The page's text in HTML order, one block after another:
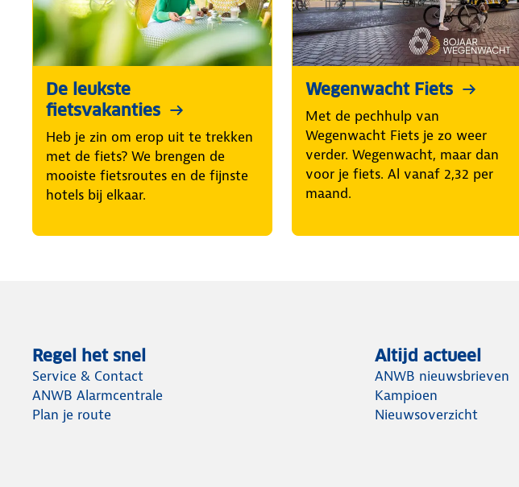
De leukste
fietsvakanties
Heb je zin om erop uit te trekken
met de fiets? We brengen de
mooiste fietsroutes en de fijnste
hotels bij elkaar.
Wegenwacht Fiets
Met de pechhulp van
Wegenwacht Fiets je zo weer
verder. Wegenwacht, maar dan
voor je fiets. Al vanaf 2,32 per
maand.
Regel het snel
Service & Contact
ANWB Alarmcentrale
Plan je route
Altijd actueel
ANWB nieuwsbrieven
Kampioen
Nieuwsoverzicht